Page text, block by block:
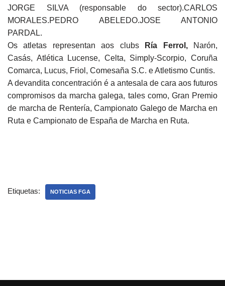
JORGE SILVA (responsable do sector).CARLOS
MORALES.PEDRO ABELEDO.JOSE ANTONIO
PARDAL.
Os atletas representan aos clubs
Ría Ferrol,Narón,
Casás, Atlética Lucense, Celta, Simply-Scorpio, Coruña
Comarca, Lucus, Friol, Comesaña S.C. e Atletismo Cuntis.
A devandita concentración é a antesala de cara aos futuros
compromisos da marcha galega, tales como, Gran Premio
de marcha de Rentería, Campionato Galego de Marcha en
Ruta e Campionato de España de Marcha en Ruta.
Etiquetas: NOTICIAS FGA